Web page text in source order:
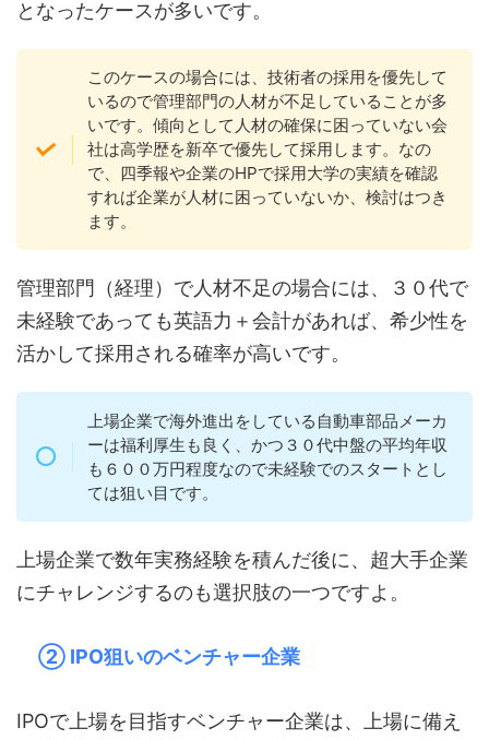
となったケースが多いです。
このケースの場合には、技術者の採用を優先して
いるので管理部門の人材が不足していることが多
いです。傾向として人材の確保に困っていない会
社は高学歴を新卒で優先して採用します。なの
で、四季報や企業のHPで採用大学の実績を確認
すれば企業が人材に困っていないか、検討はつき
ます。
管理部門（経理）で人材不足の場合には、３０代で
未経験であっても英語力＋会計があれば、希少性を
活かして採用される確率が高いです。
上場企業で海外進出をしている自動車部品メーカ
ーは福利厚生も良く、かつ３０代中盤の平均年収
も６００万円程度なので未経験でのスタートとし
ては狙い目です。
上場企業で数年実務経験を積んだ後に、超大手企業
にチャレンジするのも選択肢の一つですよ。
② IPO狙いのベンチャー企業
IPOで上場を目指すベンチャー企業は、上場に備え